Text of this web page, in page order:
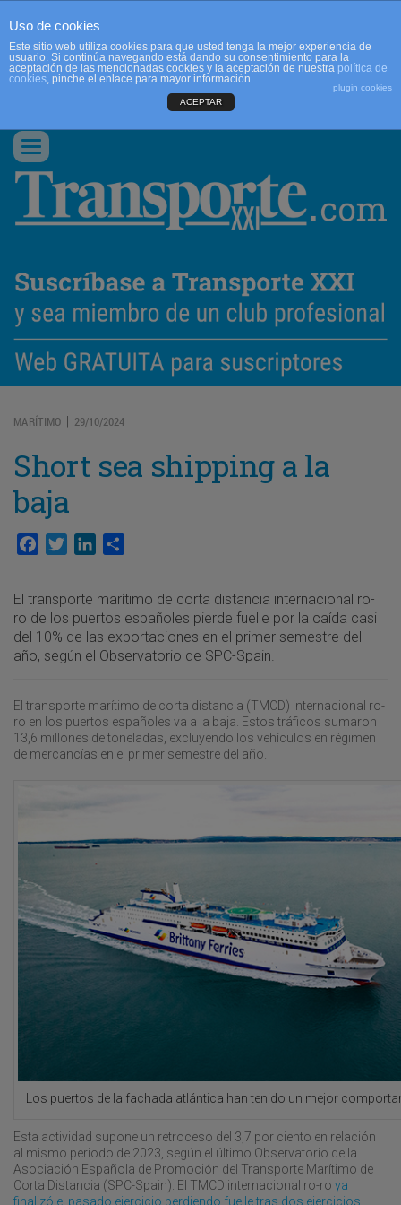
CONTACTO
Conmutar
navegación
MARÍTIMO | 29/10/2024
Short sea shipping a la
baja
Facebook
TwitterLinkedIn
El transporte marítimo de corta distancia internacional ro-
ro de los puertos españoles pierde fuelle por la caída casi
del 10% de las exportaciones en el primer semestre del
año, según el Observatorio de SPC-Spain.
El transporte marítimo de corta distancia (TMCD) internacional ro-
ro en los puertos españoles va a la baja. Estos tráficos sumaron
13,6 millones de toneladas, excluyendo los vehículos en régimen
de mercancías en el primer semestre del año.
Los puertos de la fachada atlántica han tenido un mejor
Esta actividad supone un retroceso del 3,7 por ciento en relación
al mismo periodo de 2023, según el último Observatorio de la
Asociación Española de Promoción del Transporte Marítimo de
Corta Distancia (SPC-Spain). El TMCD internacional ro-ro ya
finalizó el pasado ejercicio perdiendo fuelle tras dos ejercicios
Uso de cookies
Este sitio web utiliza cookies para que usted tenga la mejor experiencia de
usuario. Si continúa navegando está dando su consentimiento para la
aceptación de las mencionadas cookies y la aceptación de nuestra política de
cookies, pinche el enlace para mayor información.
plugin cookies
ACEPTAR